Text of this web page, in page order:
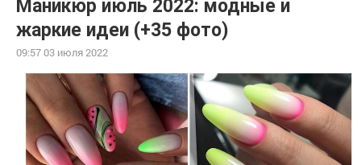
Маникюр июль 2022: модные и
жаркие идеи (+35 фото)
09:57 03 июля 2022